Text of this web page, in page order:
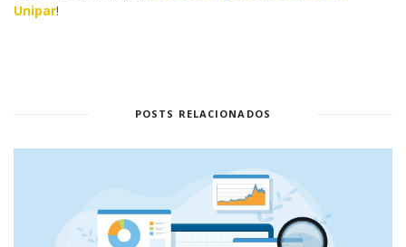
Unipar!
POSTS RELACIONADOS